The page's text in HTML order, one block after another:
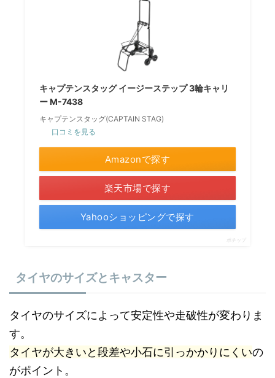
キャプテンスタッグ イージーステップ 3輪キャリ
ー M-7438
キャプテンスタッグ(CAPTAIN STAG)
口コミを見る
Amazonで探す
楽天市場で探す
Yahooショッピングで探す
ポチップ
タイヤのサイズとキャスター
タイヤのサイズによって安定性や走破性が変わりま
す。
タイヤが大きいと段差や小石に引っかかりにくいの
がポイント。